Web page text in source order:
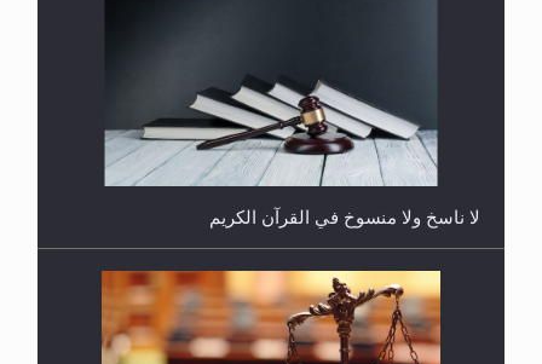
هل يُحسب حول الزكاة وفق السنة الميلادية أو الهجرية؟
لا ناسخ ولا منسوخ في القرآن الكريم